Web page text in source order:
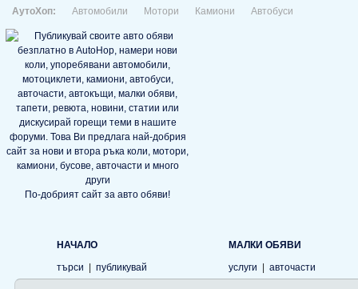
АутоХоп: Автомобили Мотори Камиони Автобуси
По-добрият сайт за авто обяви!
НАЧАЛО
търси
публикувай
МАЛКИ ОБЯВИ
услуги
авточасти